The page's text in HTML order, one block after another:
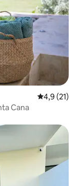
4,9 (21)
Cana